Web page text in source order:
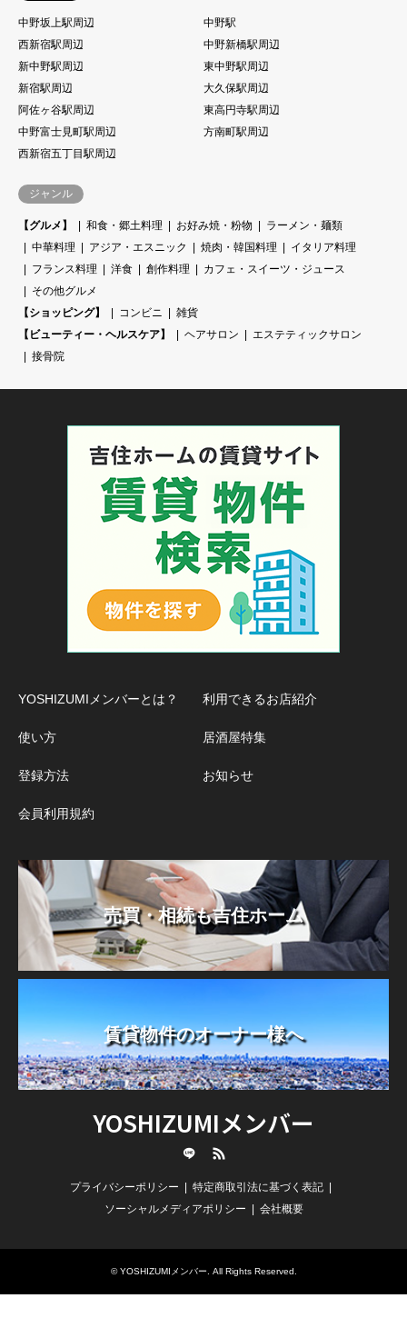
中野坂上駅周辺
中野駅
西新宿駅周辺
中野新橋駅周辺
新中野駅周辺
東中野駅周辺
新宿駅周辺
大久保駅周辺
阿佐ヶ谷駅周辺
東高円寺駅周辺
中野富士見町駅周辺
方南町駅周辺
西新宿五丁目駅周辺
ジャンル
【グルメ】 和食・郷土料理 お好み焼・粉物
ラーメン・麺類
中華料理
アジア・エスニック 焼肉・韓国料理
イタリア料理
フランス料理
洋食 創作料理
カフェ・スイーツ・ジュース
その他グルメ
【ショッピング】
コンビニ
雑貨
【ビューティー・ヘルスケア】
ヘアサロン
エステティックサロン
接骨院
YOSHIZUMIメンバーとは？
使い方
登録方法
会員利用規約
利用できるお店紹介
居酒屋特集
お知らせ
売買・相続も吉住ホーム
賃貸物件のオーナー様へ
YOSHIZUMIメンバー
プライバシーポリシー
特定商取引法に基づく表記
ソーシャルメディアポリシー
会社概要
©YOSHIZUMIメンバー . All Rights Reserved.